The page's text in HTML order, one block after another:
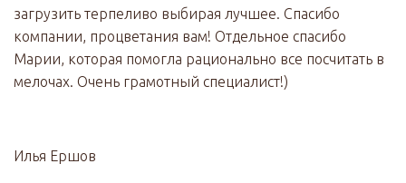
загрузить терпеливо выбирая лучшее. Спасибо
компании, процветания вам! Отдельное спасибо
Марии, которая помогла рационально все посчитать в
мелочах. Очень грамотный специалист!)
Илья Ершов